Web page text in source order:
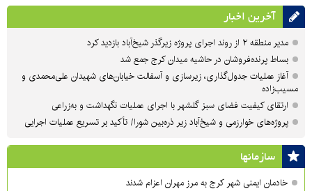
آخرین اخبار
مدیر منطقه ۲ از روند اجرای پروژه زیرگذر شیخ‌آباد بازدید کرد
بساط پرنده‌فروشان در حاشیه میدان کرج جمع شد
آغاز عملیات جدول‌گذاری، زیرسازی و آسفالت خیابان‌های شهیدان علی‌محمدی و
مسیب‌زاده
ارتقای کیفیت فضای سبز گلشهر با اجرای عملیات نگهداشت و به‌زراعی
پروژه‌های خوارزمی و شیخ‌آباد زیر ذره‌بین شورا/ تأکید بر تسریع عملیات اجرایی
سازمان‎ها
خادمان ایمنی شهر کرج به مرز مهران اعزام شدند